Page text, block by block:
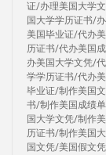
证/办理美国大学
国大学学历证书/
美国毕业证/代办
历证书/代办美国
办美国大学文凭/
学学历证书/代办
毕业证/制作美国
书/制作美国成绩
国大学文凭/制作
历证书/制作美国
国文凭/美国假文